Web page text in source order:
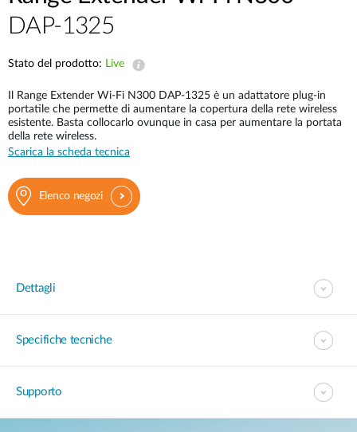
DAP-1325
Stato del prodotto: Live
Il Range Extender Wi-Fi N300 DAP-1325 è un adattatore plug-in
portatile che permette di aumentare la copertura della rete wireless
esistente. Basta collocarlo ovunque in casa per aumentare la portata
della rete wireless.
Scarica la scheda tecnica
Elenco negozi
Dettagli
Specifiche tecniche
Supporto